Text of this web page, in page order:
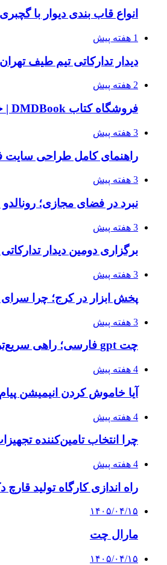
انواع قاب بندی دیوار با
1 هفته پیش
دیدار تدارکاتی تیم طیف
2 هفته پیش
فروشگاه کتاب DMDBook | خرید کتاب فانتزی، عاشقانه، دارک رومنس و رمان بدون حذفیات
3 هفته پیش
راهنمای کامل طراحی سایت
3 هفته پیش
نبرد در فضای مجازی؛
3 هفته پیش
برگزاری دومین دیدار
3 هفته پیش
پخش ابزار در کرج؛ چرا
3 هفته پیش
چت gpt فارسی؛ راهی سریع‌تر برای تولید محتوای حرفه‌ای و بازاریابی هوشمند
4 هفته پیش
آیا خاموش کردن انیمیشن پیام رسان روی گوشی ۳
4 هفته پیش
چرا انتخاب تامین‌کننده
4 هفته پیش
راه اندازی کارگاه تولید
۱۴۰۵/۰۴/۱۵
مارال چت
۱۴۰۵/۰۴/۱۵